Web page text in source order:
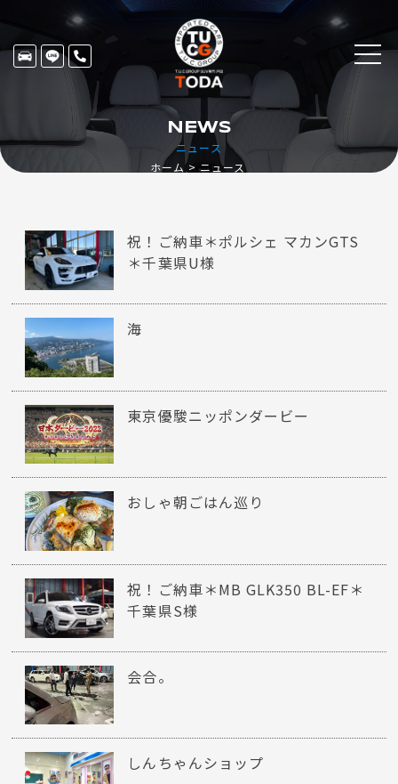
ニュース
NEWS
ホーム ニュース
祝！ご納車＊ポルシェ マカンGTS
＊千葉県U様
海
東京優駿ニッポンダービー
おしゃ朝ごはん巡り
祝！ご納車＊MB GLK350 BL-EF＊
千葉県S様
会合。
しんちゃんショップ